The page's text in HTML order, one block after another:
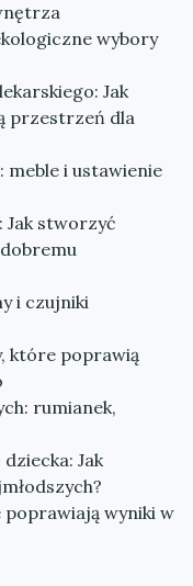
wybory
Jak
przestrzeń dla
meble i ustawienie
stworzyć
i czujniki
które poprawią
rumianek,
Jak
wyniki w